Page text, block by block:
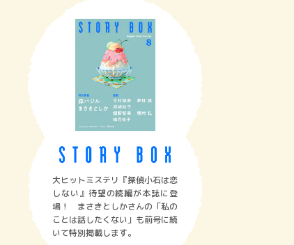
大ヒットミステリ『探偵小石は恋
しない』待望の続編が本誌に登
場！ まさきとしかさんの「私の
ことは話したくない」も前号に続
いて特別掲載します。